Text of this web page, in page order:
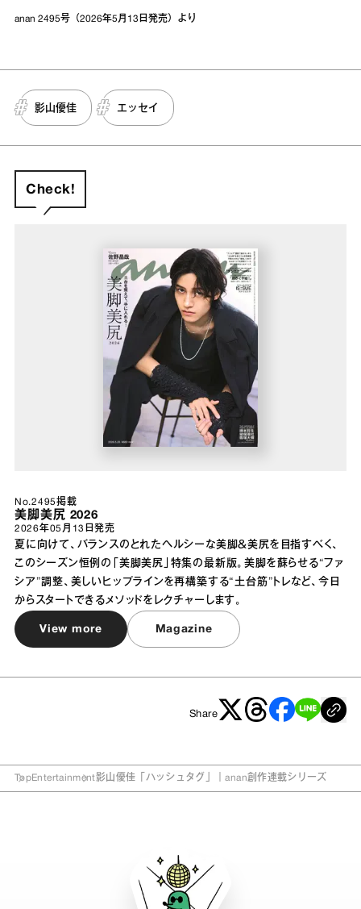
anan 2495号（2026年5月13日発売）より
影山優佳 エッセイ
Check!
No.2495掲載
美脚美尻 2026
2026年05月13日 発売
夏に向けて、バランスのとれたヘルシーな美脚＆美尻を目指すべく、
このシーズン恒例の「美脚美尻」特集の最新版。美脚を蘇らせる“ファ
シア”調整、美しいヒップラインを再構築する“土台筋”トレなど、今日
からスタートできるメソッドをレクチャーします。
View more Magazine
Share
TopEntertainment影山優佳「ハッシュタグ」｜anan創作連載シリーズ